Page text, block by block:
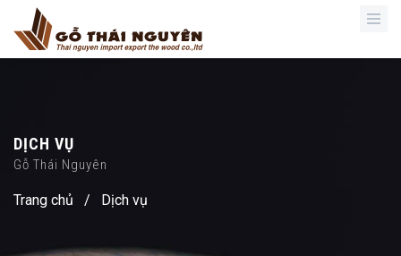
DỊCH VỤ
Gỗ Thái Nguyên
Trang chủ / Dịch vụ